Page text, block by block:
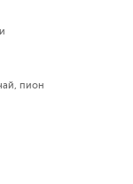
пион